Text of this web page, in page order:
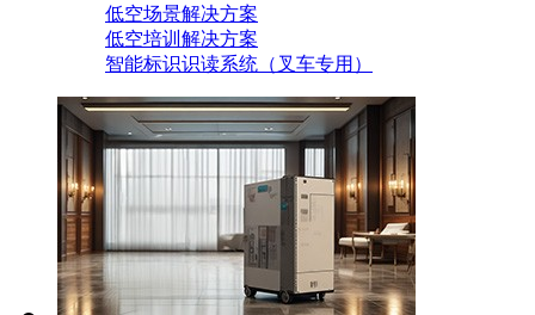
低空场景解决方案
低空培训解决方案
智能标识识读系统（叉车专用）